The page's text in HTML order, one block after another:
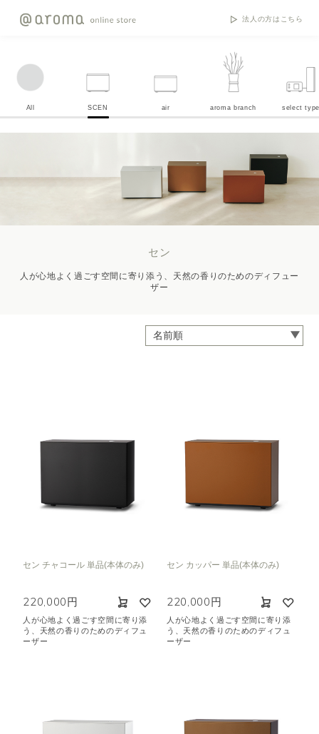
法人の方はこちら
All SCEN air aroma branch select
セン
人が心地よく過ごす空間に寄り添う、天然の香りのためのディフュー
ザー
セン チャコール 単品(本体のみ)
220,000円
人が心地よく過ごす空間に寄り添
う、天然の香りのためのディフュ
ーザー
セン カッパー 単品(本体のみ)
220,000円
人が心地よく過ごす空間に寄り添
う、天然の香りのためのディフュ
ーザー